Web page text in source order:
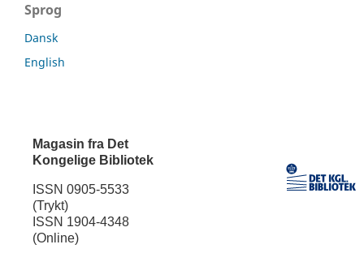
Sprog
Dansk
English
Magasin fra Det
Kongelige Bibliotek
ISSN 0905-5533
(Trykt)
ISSN 1904-4348
(Online)